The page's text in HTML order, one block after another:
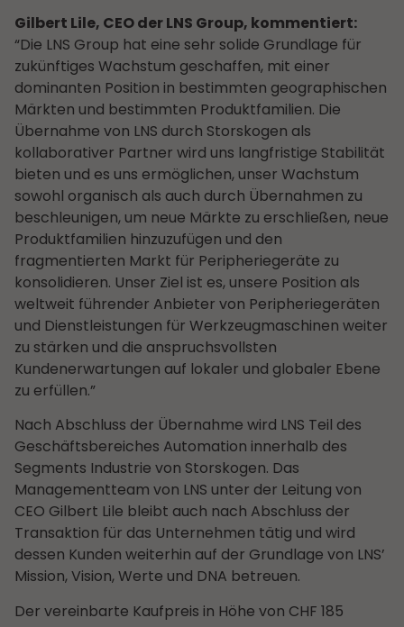
Gilbert Lile, CEO der LNS Group, kommentiert:
“Die LNS Group hat eine sehr solide Grundlage für
zukünftiges Wachstum geschaffen, mit einer
dominanten Position in bestimmten geographischen
Märkten und bestimmten Produktfamilien. Die
Übernahme von LNS durch Storskogen als
kollaborativer Partner wird uns langfristige Stabilität
bieten und es uns ermöglichen, unser Wachstum
sowohl organisch als auch durch Übernahmen zu
beschleunigen, um neue Märkte zu erschließen, neue
Produktfamilien hinzuzufügen und den
fragmentierten Markt für Peripheriegeräte zu
konsolidieren. Unser Ziel ist es, unsere Position als
weltweit führender Anbieter von Peripheriegeräten
und Dienstleistungen für Werkzeugmaschinen weiter
zu stärken und die anspruchsvollsten
Kundenerwartungen auf lokaler und globaler Ebene
zu erfüllen.”
Nach Abschluss der Übernahme wird LNS Teil des
Geschäftsbereiches Automation innerhalb des
Segments Industrie von Storskogen. Das
Managementteam von LNS unter der Leitung von
CEO Gilbert Lile bleibt auch nach Abschluss der
Transaktion für das Unternehmen tätig und wird
dessen Kunden weiterhin auf der Grundlage von LNS’
Mission, Vision, Werte und DNA betreuen.
Der vereinbarte Kaufpreis in Höhe von CHF 185